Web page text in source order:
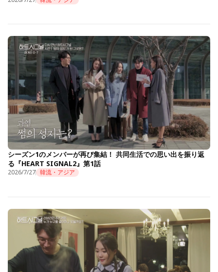
シーズン1のメンバーが再び集結！ 共同生活での思い出を振り返
る『HEART SIGNAL2』第1話
2026/7/27 韓流・アジア